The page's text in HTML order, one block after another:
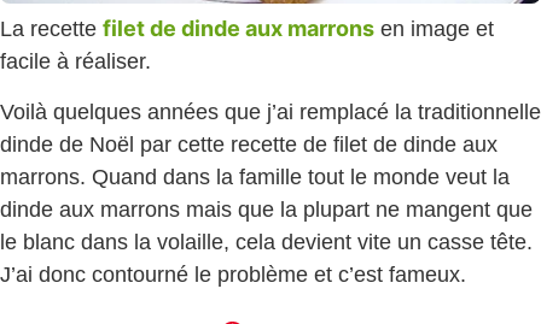
La recette filet de dinde aux marrons en image et
facile à réaliser.
Voilà quelques années que j’ai remplacé la traditionnelle
dinde de Noël par cette recette de filet de dinde aux
marrons. Quand dans la famille tout le monde veut la
dinde aux marrons mais que la plupart ne mangent que
le blanc dans la volaille, cela devient vite un casse tête.
J’ai donc contourné le problème et c’est fameux.